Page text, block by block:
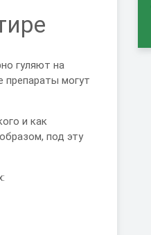
гуляют на
препараты могут
и как
под эту